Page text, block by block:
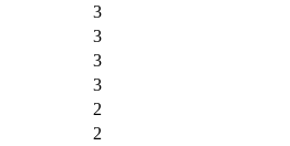
3
3
3
3
2
2